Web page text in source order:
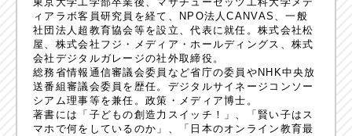
ィアラボ客員研究員を経て、NPO法人CANVAS、一般
社団法人超教育協会等を設立、代表に就任。株式会社松
屋、株式会社フジ・メディア・ホールディングス、株式
会社デジタルガレージの社外取締役。
総務省情報通信審議会委員など省庁の委員やNHK中央放
送番組審議会委員を歴任。デジタルサイネージコンソー
シアム理事等を兼任。政策・メディア博士。
著書には「子どもの創造力スイッチ！」、「賢い子はス
マホで何をしているのか」、「日本のオンライン教育最